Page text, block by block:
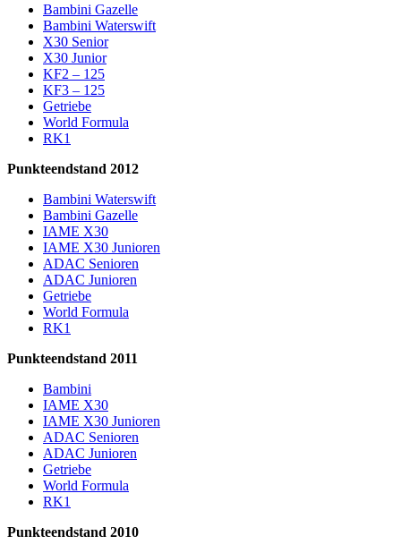
Bambini Gazelle
Bambini Waterswift
X30 Senior
X30 Junior
KF2 – 125
KF3 – 125
Getriebe
World Formula
RK1
Punkteendstand 2012
Bambini Waterswift
Bambini Gazelle
IAME X30
IAME X30 Junioren
ADAC Senioren
ADAC Junioren
Getriebe
World Formula
RK1
Punkteendstand 2011
Bambini
IAME X30
IAME X30 Junioren
ADAC Senioren
ADAC Junioren
Getriebe
World Formula
RK1
Punkteendstand 2010